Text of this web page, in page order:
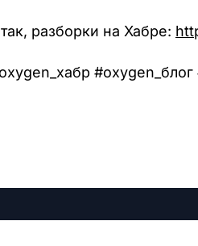
разборки на Хабре: